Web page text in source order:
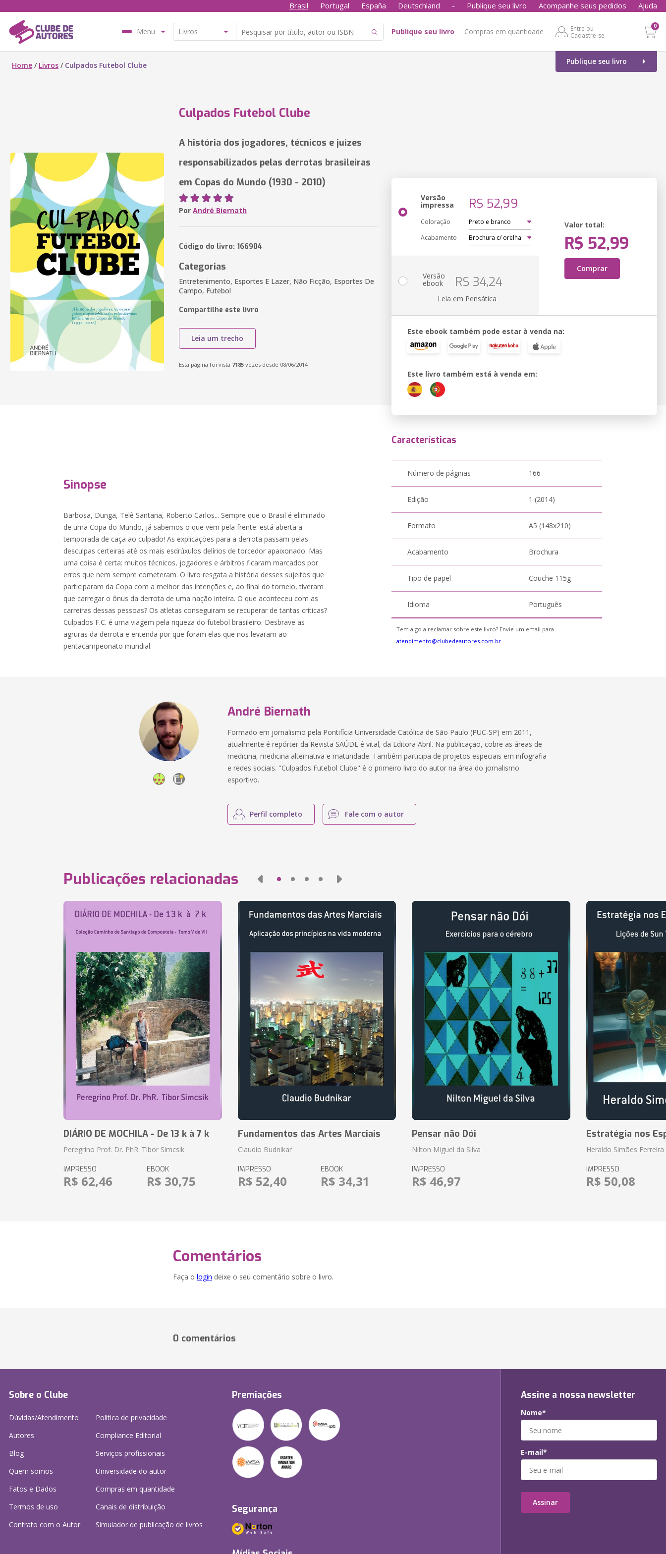
Brasil Portugal España Deutschland - Publique seu livro Acompanhe seus pedidos Ajuda
Menu Publique seu livro Compras em quantidade
Entre ou
Cadastre-se
0
Publique seu livro
Home / Livros / Culpados Futebol Clube
Culpados Futebol Clube
A história dos jogadores, técnicos e juízes
responsabilizados pelas derrotas brasileiras
em Copas do Mundo (1930 - 2010)
Por André Biernath
Código do livro: 166904
Categorias
Entretenimento, Esportes E Lazer, Não Ficção, Esportes De
Campo, Futebol
Compartilhe este livro
Leia um trecho
Esta página foi vista 7185 vezes desde 08/06/2014
Versão
impressa R$ 52,99
Coloração
Acabamento
Valor total:
R$ 52,99
Comprar
Versão
ebook R$ 34,24
Leia em Pensática
Este ebook também pode estar à venda na:
Este livro também está à venda em:
Sinopse
Barbosa, Dunga, Telê Santana, Roberto Carlos... Sempre que o Brasil é eliminado
de uma Copa do Mundo, já sabemos o que vem pela frente: está aberta a
temporada de caça ao culpado! As explicações para a derrota passam pelas
desculpas certeiras até os mais esdrúxulos delírios de torcedor apaixonado. Mas
uma coisa é certa: muitos técnicos, jogadores e árbitros ficaram marcados por
erros que nem sempre cometeram. O livro resgata a história desses sujeitos que
participaram da Copa com a melhor das intenções e, ao final do torneio, tiveram
que carregar o ônus da derrota de uma nação inteira. O que aconteceu com as
carreiras dessas pessoas? Os atletas conseguiram se recuperar de tantas críticas?
Culpados F.C. é uma viagem pela riqueza do futebol brasileiro. Desbrave as
agruras da derrota e entenda por que foram elas que nos levaram ao
pentacampeonato mundial.
Características
Número de páginas 166
Edição 1 (2014)
Formato A5 (148x210)
Acabamento Brochura
Tipo de papel Couche 115g
Idioma Português
Tem algo a reclamar sobre este livro? Envie um email para
atendimento@clubedeautores.com.br
André Biernath
Formado em jornalismo pela Pontifícia Universidade Católica de São Paulo (PUC-SP) em 2011,
atualmente é repórter da Revista SAÚDE é vital, da Editora Abril. Na publicação, cobre as áreas de
medicina, medicina alternativa e maturidade. Também participa de projetos especiais em infografia
e redes sociais. "Culpados Futebol Clube" é o primeiro livro do autor na área do jornalismo
esportivo.
Perfil completo Fale com o autor
Publicações relacionadas
DIÁRIO DE MOCHILA - De 13 k à 7 k
Peregrino Prof. Dr. PhR. Tibor Simcsik
IMPRESSO
R$ 62,46
EBOOK
R$ 30,75
Fundamentos das Artes Marciais
Claudio Budnikar
IMPRESSO
R$ 52,40
EBOOK
R$ 34,31
Pensar não Dói
Nilton Miguel da Silva
IMPRESSO
R$ 46,97
Estratégia nos
Heraldo Simões Ferreira
IMPRESSO
R$ 50,08
Comentários
Faça o login deixe o seu comentário sobre o livro.
0 comentários
Sobre o Clube
Dúvidas/Atendimento
Autores
Blog
Quem somos
Fatos e Dados
Termos de uso
Contrato com o Autor
Política de privacidade
Compliance Editorial
Serviços profissionais
Universidade do autor
Compras em quantidade
Canais de distribuição
Simulador de publicação de livros
Premiações
Segurança
Assine a nossa newsletter
Nome*
E-mail*
Assinar